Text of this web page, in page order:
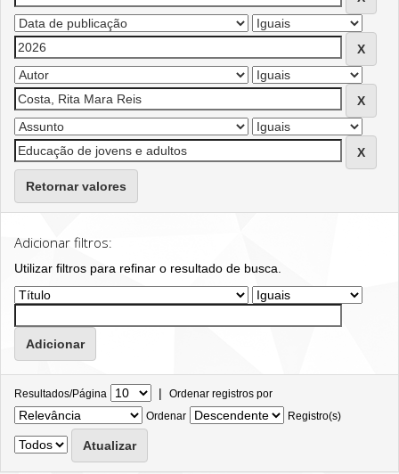
Retornar valores
Adicionar filtros:
Utilizar filtros para refinar o resultado de busca.
Resultados/Página | Ordenar registros por
Ordenar
Registro(s)